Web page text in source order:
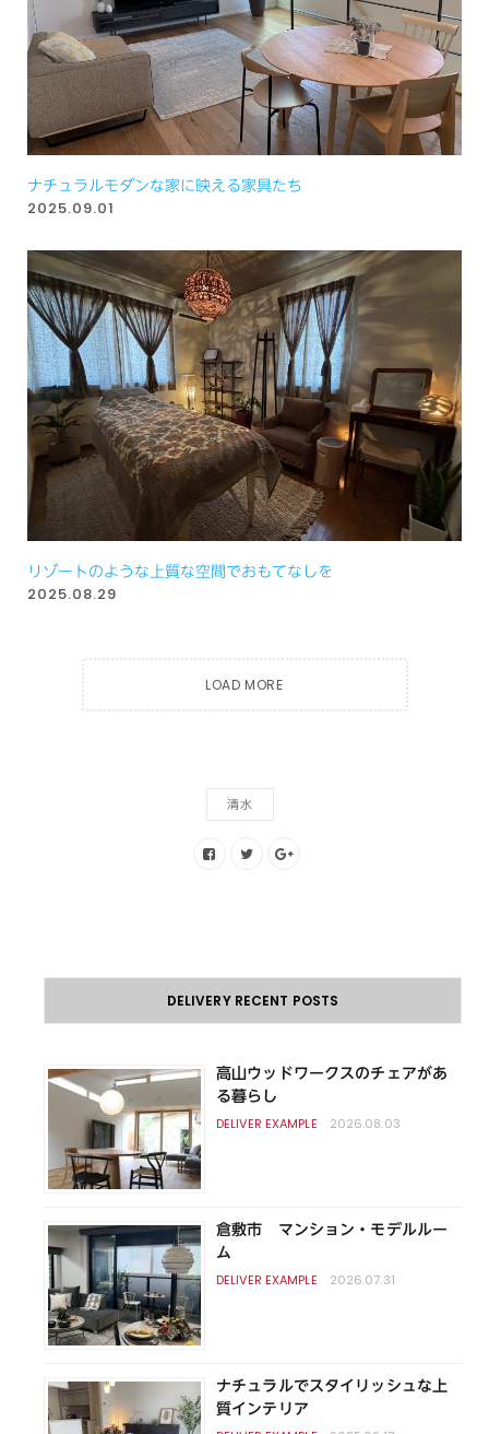
ナチュラルモダンな家に映える家具たち
2025.09.01
リゾートのような上質な空間でおもてなしを
2025.08.29
LOAD MORE
清水
DELIVERY RECENT POSTS
高山ウッドワークスのチェアがあ
る暮らし
2026.08.03
倉敷市 マンション・モデルルー
ム
2026.07.31
ナチュラルでスタイリッシュな上
質インテリア